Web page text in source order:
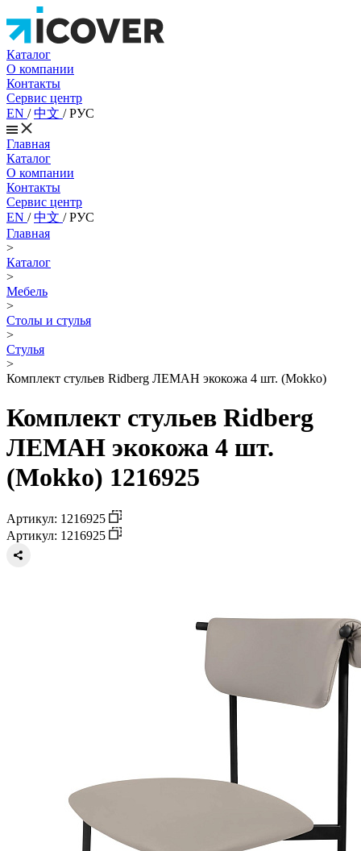
Каталог
О компании
Контакты
Сервис центр
EN /中文 /РУС
Главная
Каталог
О компании
Контакты
Сервис центр
EN /中文 /РУС
Главная
>
Каталог
>
Мебель
>
Столы и стулья
>
Стулья
>
Комплект стульев Ridberg ЛЕМАН экокожа 4 шт. (Mokko)
Комплект стульев Ridberg
ЛЕМАН экокожа 4 шт.
(Mokko) 1216925
Артикул: 1216925
Артикул: 1216925